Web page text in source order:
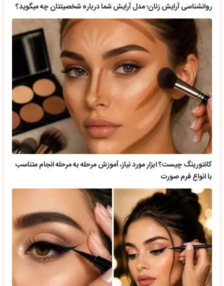
روانشناسی آرایش زنان؛ مدل آرایش شما درباره شخصیتتان چه میگوید؟
کانتورینگ چیست؟ ابزار مورد نیاز، آموزش مرحله به مرحله انجام متناسب
با انواع فرم صورت